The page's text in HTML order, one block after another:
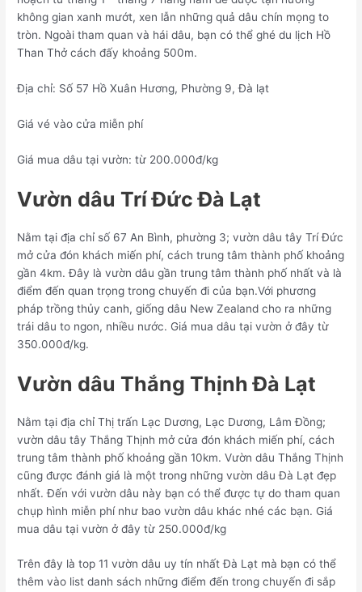
không gian xanh mướt, xen lẫn những quả dâu chín mọng to
tròn. Ngoài tham quan và hái dâu, bạn có thể ghé du lịch Hồ
Than Thở cách đấy khoảng 500m.
Địa chỉ: Số 57 Hồ Xuân Hương, Phường 9, Đà lạt
Giá vé vào cửa miễn phí
Giá mua dâu tại vườn: từ 200.000đ/kg
Vườn dâu Trí Đức Đà Lạt
Nằm tại địa chỉ số 67 An Bình, phường 3; vườn dâu tây Trí Đức
mở cửa đón khách miến phí, cách trung tâm thành phố khoảng
gần 4km. Đây là vườn dâu gần trung tâm thành phố nhất và là
điểm đến quan trọng trong chuyến đi của bạn.Với phương
pháp trồng thủy canh, giống dâu New Zealand cho ra những
trái dâu to ngon, nhiều nước. Giá mua dâu tại vườn ở đây từ
350.000đ/kg.
Vườn dâu Thắng Thịnh Đà Lạt
Nằm tại địa chỉ Thị trấn Lạc Dương, Lạc Dương, Lâm Đồng;
vườn dâu tây Thắng Thịnh mở cửa đón khách miến phí, cách
trung tâm thành phố khoảng gần 10km. Vườn dâu Thắng Thịnh
cũng được đánh giá là một trong những vườn dâu Đà Lạt đẹp
nhất. Đến với vườn dâu này bạn có thể được tự do tham quan
chụp hình miễn phí như bao vườn dâu khác nhé các bạn. Giá
mua dâu tại vườn ở đây từ 250.000đ/kg
Trên đây là top 11 vườn dâu uy tín nhất Đà Lạt mà bạn có thể
thêm vào list danh sách những điểm đến trong chuyến đi sắp